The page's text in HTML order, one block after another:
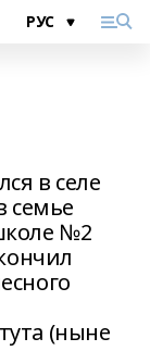
в селе
семье
№2
(ныне